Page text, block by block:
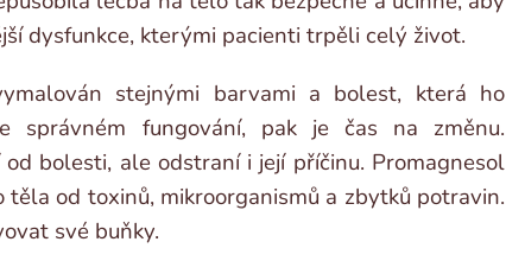
dysfunkce, kterými pacienti trpěli celý život.
stejnými barvami a bolest, která ho
správném fungování, pak je čas na změnu.
bolesti, ale odstraní i její příčinu. Promagnesol
těla od toxinů, mikroorganismů a zbytků potravin.
své buňky.